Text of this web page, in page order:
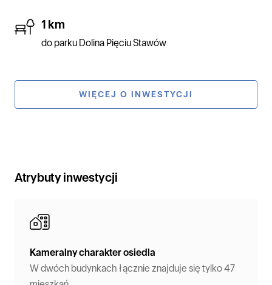
1 km
do parku Dolina Pięciu Stawów
WIĘCEJ O INWESTYCJI
Atrybuty inwestycji
Kameralny charakter osiedla
W dwóch budynkach łącznie znajduje się tylko 47